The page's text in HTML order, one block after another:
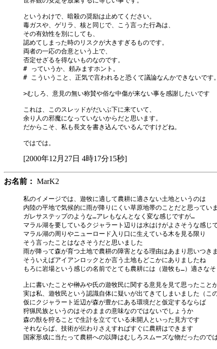
というわけで、暗殺の奨励は止めてください。
毒ガスや、ゲリラ、核と同じで、こう言った行為は、
その有効性を別にしても、
認めてしまった時のリスクが大きすぎるものです。
両者の一応の合意という上で、
否定せざるを得ないものなのです。
# っていうか、頼みますホント。
# こういうこと、正気で言われると恐くて議論なんかできないです
>むしろ、意見の無い称賛や俗な中傷が来ない事を感謝したいです
これは、このスレッドがだいぶ下に来ていて、
余り人の邪魔になっていないからだと思います。
だからこそ、私も長文を書き込んでいるんですけどね。
[2000年12月27日 4時17分15秒]
お名前： MarK2
私のイメージでは、遊牧に適して農耕に適さない土地というのは
内陸の平地で気候的に雨が降りにくい草原地帯のことだと思ってい
ガレサステップのような…アレもなんとなく変な感じですが…
マラル湖を要しているクジャラート辺りは水はけがよさそうな感じ
マラル湖の周りやニューロード入り口に生えている木を見る限り
そう言ったことはなさそうだと思いました
雨が降って森が育つ土地で農耕の障害となる理由はあまり思いつき
そういえばアイアンロックとか言う土地もどこかにありましたね
もろに岩場という感じの名前でとても農耕には（遊牧も…）適さな
上に書いたことや榊みや氏の遊牧民に関する意見を見て思ったこと
実は私、遊牧民という認識自体に疑いが出てきてしまいました（こ
仮にクジャラート近辺が森が豊かにある環境だと仮定するならば
狩猟民族というのはそのままの意味なのではないでしょうか
森の獣を狩ることで生計を立てている未開人といった見方です
それならば、技術が伝わりさえすればすぐに農耕はできます
国家形成に当たって農耕への以降はむしろスムーズな物だったので